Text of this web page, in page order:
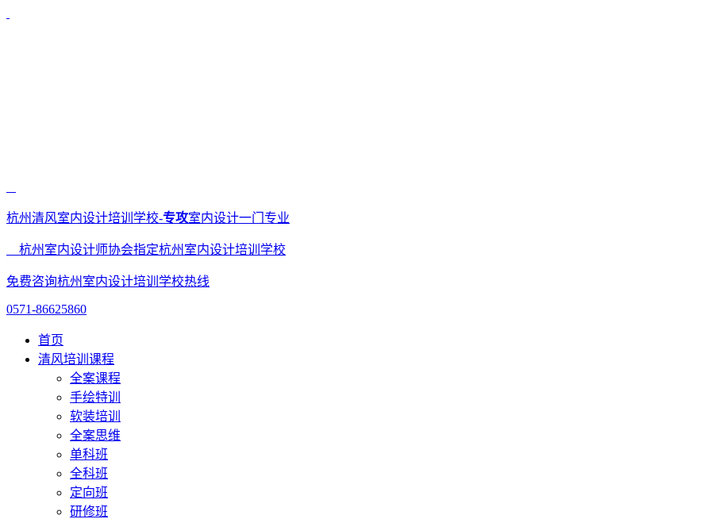
杭州清风室内设计培训学校-专攻室内设计一门专业
杭州室内设计师协会指定杭州室内设计培训学校
免费咨询杭州室内设计培训学校热线
0571-86625860
首页
清风培训课程
全案课程
手绘特训
软装培训
全案思维
单科班
全科班
定向班
研修班